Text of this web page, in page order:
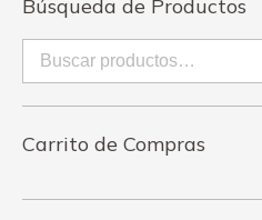
Búsqueda de Productos
Carrito de Compras